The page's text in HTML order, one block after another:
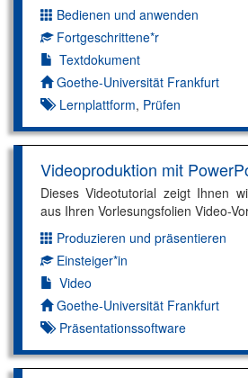
Dimension:
Bedienen und anwenden
Kompetenzniveau:
Fortgeschrittene*r
Textdokument
Autor*in:
Goethe-Universität Frankfurt
Lernplattform, Prüfen
Videoproduktion mit
Dieses Videotutorial zeigt Ihnen
aus Ihren Vorlesungsfolien Video-
Dimension:
Produzieren und präsentieren
Kompetenzniveau:
Einsteiger*in
Video
Autor*in:
Goethe-Universität Frankfurt
Präsentationssoftware